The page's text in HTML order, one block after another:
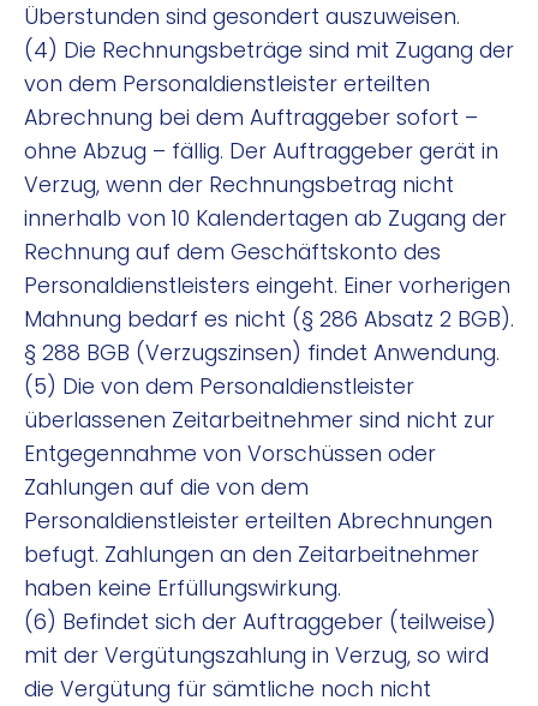
Überstunden sind gesondert auszuweisen.
(4) Die Rechnungsbeträge sind mit Zugang der
von dem Personaldienstleister erteilten
Abrechnung bei dem Auftraggeber sofort –
ohne Abzug – fällig. Der Auftraggeber gerät in
Verzug, wenn der Rechnungsbetrag nicht
innerhalb von 10 Kalendertagen ab Zugang der
Rechnung auf dem Geschäftskonto des
Personaldienstleisters eingeht. Einer vorherigen
Mahnung bedarf es nicht (§ 286 Absatz 2 BGB).
§ 288 BGB (Verzugszinsen) findet Anwendung.
(5) Die von dem Personaldienstleister
überlassenen Zeitarbeitnehmer sind nicht zur
Entgegennahme von Vorschüssen oder
Zahlungen auf die von dem
Personaldienstleister erteilten Abrechnungen
befugt. Zahlungen an den Zeitarbeitnehmer
haben keine Erfüllungswirkung.
(6) Befindet sich der Auftraggeber (teilweise)
mit der Vergütungszahlung in Verzug, so wird
die Vergütung für sämtliche noch nicht